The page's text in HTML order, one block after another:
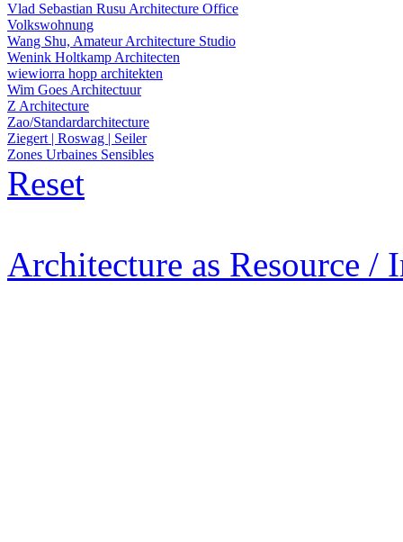
Vlad Sebastian Rusu Architecture Office
Volkswohnung
Wang Shu, Amateur Architecture Studio
Wenink Holtkamp Architecten
wiewiorra hopp architekten
Wim Goes Architectuur
Z Architecture
Zao/Standardarchitecture
Ziegert | Roswag | Seiler
Zones Urbaines Sensibles
Reset
Architecture as Resource /